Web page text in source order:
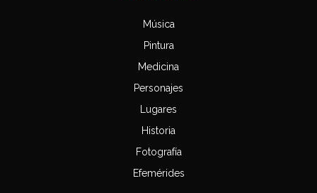
Música
Pintura
Medicina
Personajes
Lugares
Historia
Fotografía
Efemérides